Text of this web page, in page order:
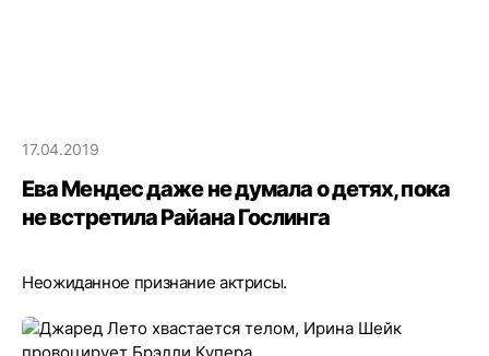
17.04.2019
Ева Мендес даже не думала о детях, пока
не встретила Райана Гослинга
Неожиданное признание актрисы.